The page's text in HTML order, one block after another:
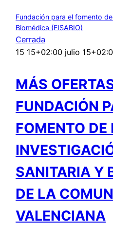
Fundación para el fomento
Biomédica (FISABIO)
Cerrada
15 15+02:00 julio
MÁS
FUNDACIÓN
FOMENTO DE
SANITARIA Y
DE LA
VALENCIANA